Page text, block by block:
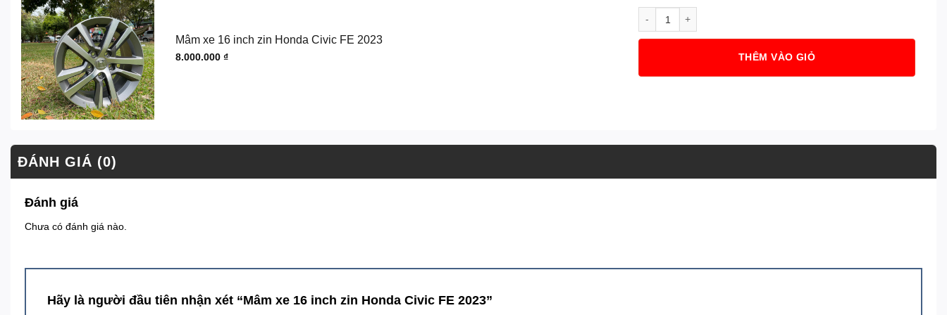
Mâm xe 16 inch zin Honda Civic FE 2023
8.000.000 ₫ THÊM VÀO GIỎ
ĐÁNH GIÁ (0)
Đánh giá
Chưa có đánh giá nào.
Hãy là người đầu tiên nhận xét “Mâm xe 16 inch zin Honda Civic FE 2023”